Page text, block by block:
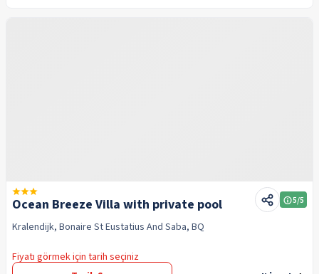
Ocean Breeze Villa with private pool 5/5
Kralendijk, Bonaire St Eustatius And Saba, BQ
Fiyatı görmek için tarih seçiniz